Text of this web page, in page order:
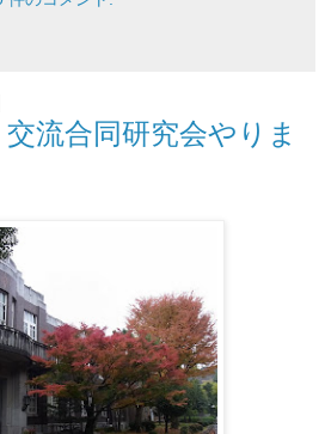
流合同研究会やりま